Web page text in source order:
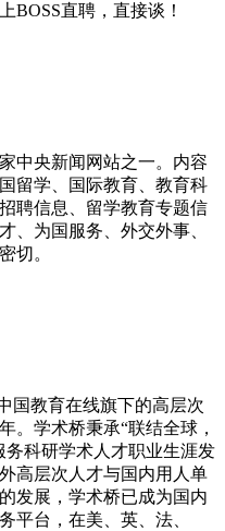
BOSS直聘，直接谈！
中央新闻网站之一。内容
留学、国际教育、教育科
聘信息、留学教育专题信
、为国服务、外交外事、
切。
国教育在线旗下的高层次
。学术桥秉承“联结全球，
务科研学术人才职业生涯发
高层次人才与国内用人单
发展，学术桥已成为国内
平台，在美、英、法、